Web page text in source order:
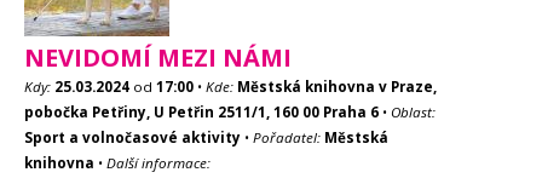
NEVIDOMÍ MEZI NÁMI
Kdy: 25.03.2024 od 17:00 • Kde: Městská knihovna v Praze,
pobočka Petřiny, U Petřin 2511/1, 160 00 Praha 6 • Oblast:
Sport a volnočasové aktivity • Pořadatel: Městská
knihovna • Další informace: